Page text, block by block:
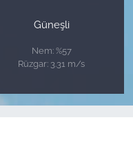
Güneşli
Nem: %57
Rüzgar: 3.31 m/s